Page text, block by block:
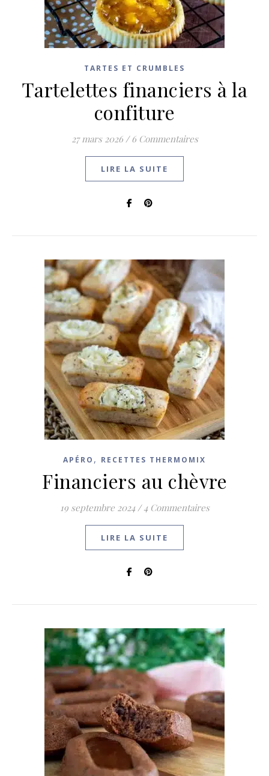
TARTES ET CRUMBLES
Tartelettes financiers à la
confiture
27 mars 2026 / 6 Commentaires
LIRE LA SUITE
APÉRO , RECETTES THERMOMIX
Financiers au chèvre
19 septembre 2024 / 4 Commentaires
LIRE LA SUITE